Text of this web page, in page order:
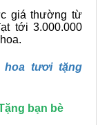
giá thường từ
tới 3.000.000
hoa tươi tặng
bạn bè